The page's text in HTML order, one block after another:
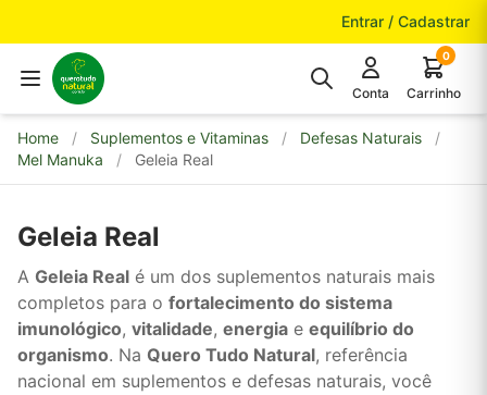
Entrar / Cadastrar
Conta
0
Carrinho
Home / Suplementos e Vitaminas / Defesas Naturais
/
Mel Manuka
/ Geleia Real
Geleia Real
A Geleia Real é um dos suplementos naturais mais
completos para o fortalecimento do sistema
imunológico, vitalidade, energia e equilíbrio do
organismo. Na Quero Tudo Natural, referência
nacional em suplementos e defesas naturais, você